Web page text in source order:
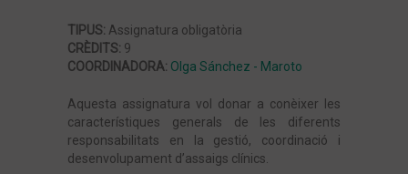
Coordinació d’Assaigs Clínics en Oncologia i
Hematología
Coordinació d’assaig clínics en malalties
pediàtriques, minoritàries i Salut de la dona
TIPUS: Assignatura obligatòria
CRÈDITS: 9
COORDINADORA: Olga Sánchez - Maroto
Aquesta assignatura vol donar a conèixer les
característiques generals de les diferents
responsabilitats en la gestió, coordinació i
desenvolupament d’assaigs clínics.